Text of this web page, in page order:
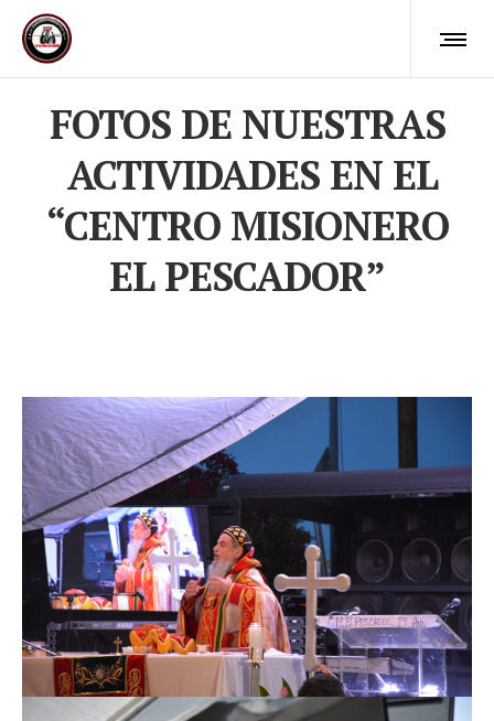
FOTOS DE NUESTRAS
ACTIVIDADES EN EL
“CENTRO MISIONERO
EL PESCADOR”